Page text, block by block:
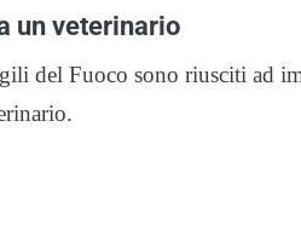
un veterinario
del Fuoco sono riusciti ad